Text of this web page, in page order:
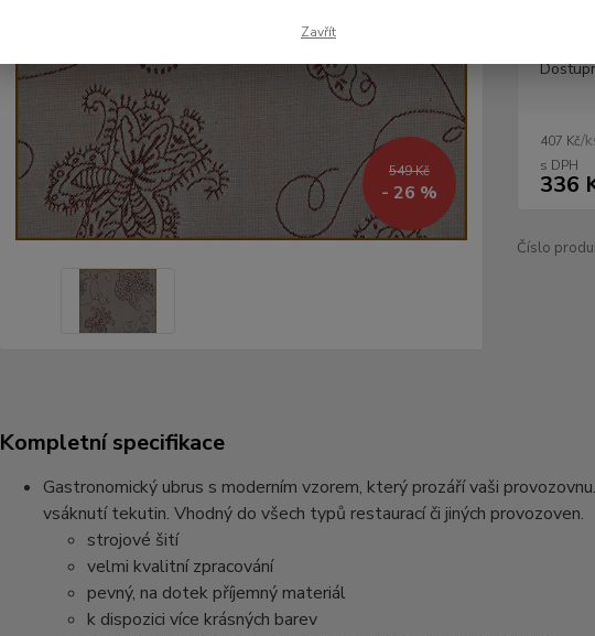
549 Kč
- 26 %
407 Kč/
336
Číslo
Kompletní specifikace
Gastronomický ubrus s moderním vzorem, který prozáří vaši
vsáknutí tekutin. Vhodný do všech typů restaurací či jiných provozoven.
strojové šití
velmi kvalitní zpracování
pevný, na dotek příjemný materiál
k dispozici více krásných barev
Zavřít